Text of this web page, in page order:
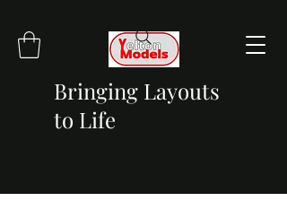
Bringing Layouts
to Life